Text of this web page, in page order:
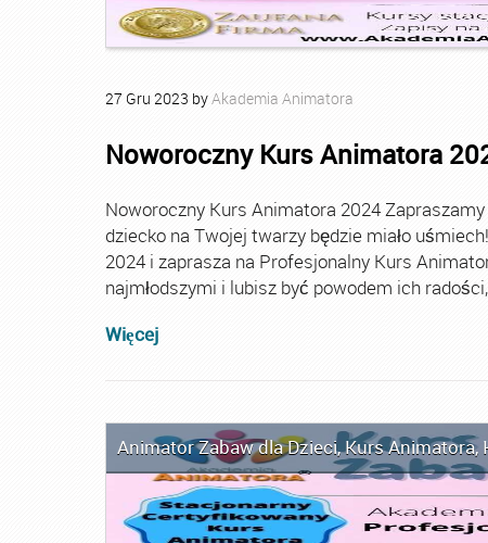
27 Gru 2023 byAkademia Animatora
Noworoczny Kurs Animatora
Noworoczny Kurs Animatora 2024
dziecko na Twojej twarzy będzie miało
2024 i zaprasza na Profesjonalny Kurs
najmłodszymi i lubisz być powodem ich
Więcej
Animator Zabaw dla Dzieci,Kurs Animatora,